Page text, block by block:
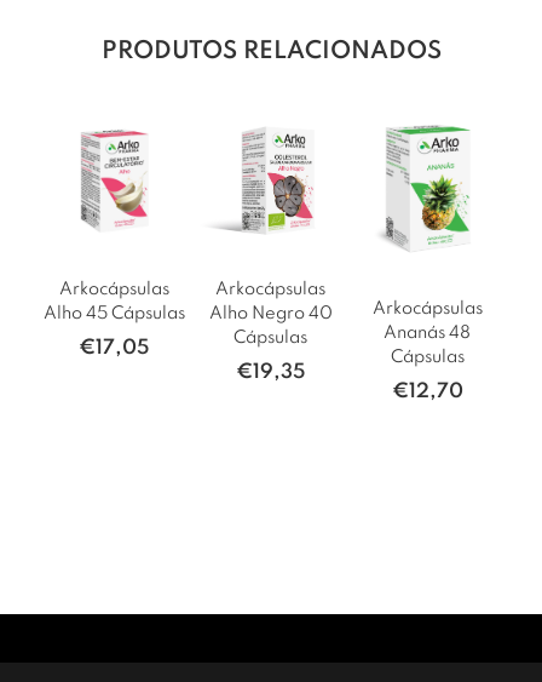
PRODUTOS RELACIONADOS
Arkocápsulas
Alho 45 Cápsulas
€17,05
Arkocápsulas
Alho Negro 40
Cápsulas
€19,35
Arkocápsulas
Ananás 48
Cápsulas
€12,70